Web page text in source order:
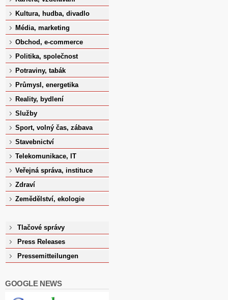
Kultura, hudba, divadlo
Média, marketing
Obchod, e-commerce
Politika, společnost
Potraviny, tabák
Průmysl, energetika
Reality, bydlení
Služby
Sport, volný čas, zábava
Stavebnictví
Telekomunikace, IT
Veřejná správa, instituce
Zdraví
Zemědělství, ekologie
Tlačové správy
Press Releases
Pressemitteilungen
GOOGLE NEWS